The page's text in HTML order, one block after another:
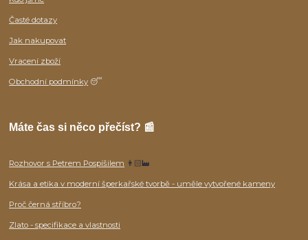
Časté dotazy
Jak nakupovat
Vracení zboží
Obchodní podmínky 😴
Máte čas si něco přečíst? 📰
Rozhovor s Petrem Pospíšilem 👨🏻‍🏭
Krása a etika v moderní šperkařské tvorbě - uměle vytvořené kameny
Proč černá stříbro?
Zlato - specifikace a vlastnosti